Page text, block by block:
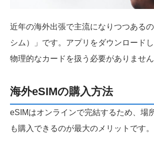
近年の海外出張で主流になりつつある
シム）」です。アプリをダウンロード
物理的なカードを扱う必要がありません
海外eSIMの購入方法
eSIMはオンラインで完結するため、場
も購入できるのが最大のメリットです。